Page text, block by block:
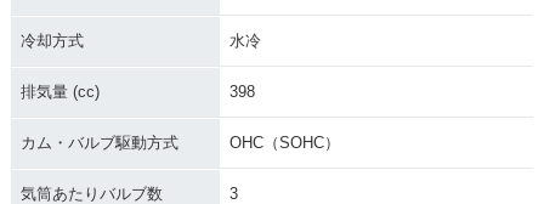
冷却方式 水冷
排気量 (cc) 398
カム・バルブ駆動方式 OHC（SOHC）
気筒あたりバルブ数 3